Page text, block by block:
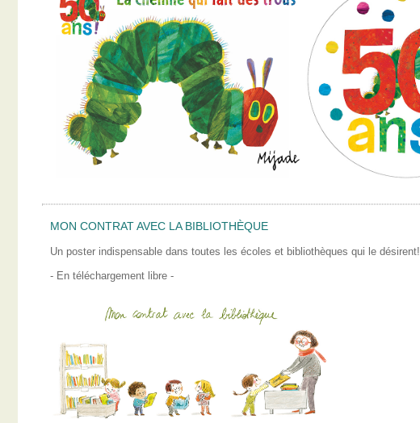
MON CONTRAT AVEC LA BIBLIOTHÈQUE
Un poster indispensable dans toutes les écoles et bibliothèques qui le désirent!
- En téléchargement libre -